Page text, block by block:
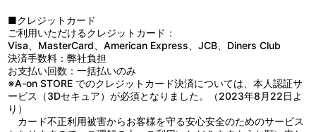
コンボス ：約 縦55mm×横64mm 以内
エレファントム ：約 縦51mm×横58mm 以内
ガッタイダー ：約 縦62mm×横55mm 以内
ドンゴロ ：約 縦65mm×横53mm 以内
生産国：中国
●ちっ息などのおそれがありますので、口の中には絶対に入れない
でください。
●商品の特性上、とがった部分があります。取り扱いには十分ご注
意ください。
●ケガや破損の原因になることがありますので、重いものをぶら下
げたり、無理に引っ張ったりしないでください。
●高温多湿、直射日光を避け、お子様の手の届かないところに保管
してください。
●汚れた場合は、水や薄めた中性洗剤を含ませ、固く絞った布でお
■クレジットカード
ご利用いただけるクレジットカード：
Visa、MasterCard、American Express、JCB、Diners Club
決済手数料：弊社負担
お支払い回数：一括払いのみ
※A-on STORE でのクレジットカード決済については、本人認証サ
ービス（3Dセキュア）が必須となりました。（2023年8月22日よ
り）
カード不正利用被害からお客様を守る安心安全のためのサービス